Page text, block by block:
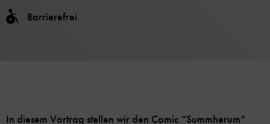
Barrierefrei
In diesem Vortrag stellen wir den Comic “Summherum“